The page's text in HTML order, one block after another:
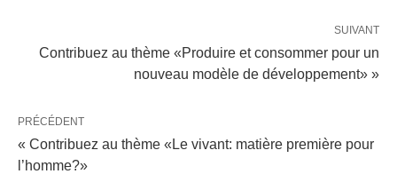
SUIVANT
Contribuez au thème «Produire et consommer pour un
nouveau modèle de développement» »
PRÉCÉDENT
« Contribuez au thème «Le vivant: matière première pour
l’homme?»